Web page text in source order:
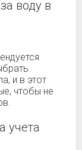
воду в
и в этот
чтобы не
учета